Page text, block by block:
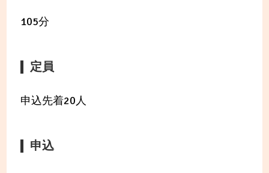
105分
定員
申込先着20人
申込